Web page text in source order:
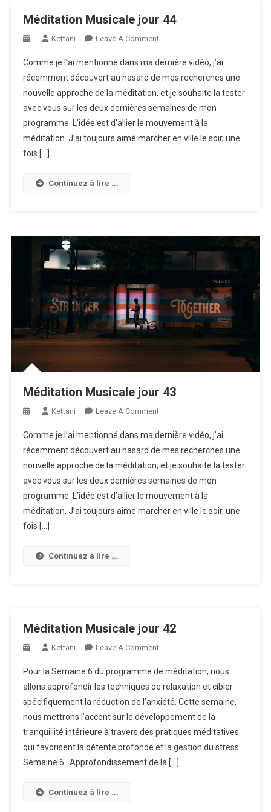
Méditation Musicale jour 44
Kettani Leave A CommentOn
Musicale
Jour
44
Comme je l’ai mentionné dans ma dernière vidéo, j’ai
récemment découvert au hasard de mes recherches une
nouvelle approche de la méditation, et je souhaite la tester
avec vous sur les deux dernières semaines de mon
programme. L’idée est d’allier le mouvement à la
méditation. J’ai toujours aimé marcher en ville le soir, une
fois […]
Continuez à lire ...
Méditation Musicale jour 43
Kettani Leave A CommentOn
Musicale
Jour
43
Comme je l’ai mentionné dans ma dernière vidéo, j’ai
récemment découvert au hasard de mes recherches une
nouvelle approche de la méditation, et je souhaite la tester
avec vous sur les deux dernières semaines de mon
programme. L’idée est d’allier le mouvement à la
méditation. J’ai toujours aimé marcher en ville le soir, une
fois […]
Continuez à lire ...
Méditation Musicale jour 42
Kettani Leave A CommentOn
Musicale
Jour
42
Pour la Semaine 6 du programme de méditation, nous
allons approfondir les techniques de relaxation et cibler
spécifiquement la réduction de l’anxiété. Cette semaine,
nous mettrons l’accent sur le développement de la
tranquillité intérieure à travers des pratiques méditatives
qui favorisent la détente profonde et la gestion du stress.
Semaine 6 : Approfondissement de la […]
Continuez à lire ...